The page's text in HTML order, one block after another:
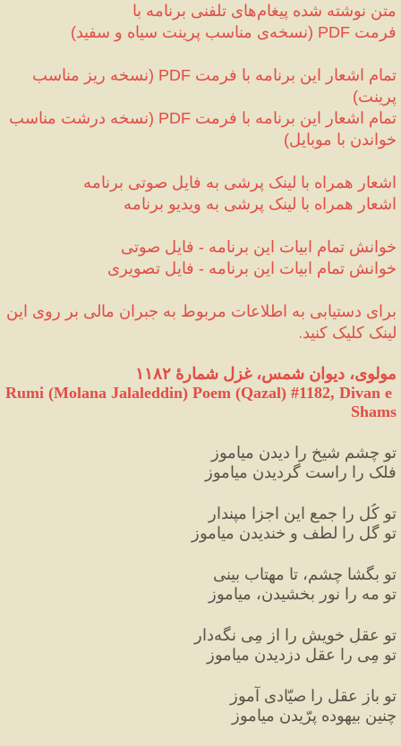
فرمت PDF
(نسخه‌ی مناسب پرینت سیاه و سفید )
تمام اشعار این برنامه با فرمت PDF
(
پرینت)
تمام اشعار این برنامه با فرمت PDF
(
خواندن با موبایل)
اشعار همراه با لینک پرشی به فایل صوتی برنامه
اشعار همراه با لینک پرشی به ویدیو برنامه
خوانش تمام ابیات این برنامه - فایل صوتی
خوانش تمام ابیات این برنامه - فایل تصویری
لینک کلیک کنید.
مولوی، دیوان شمس، غزل شمارهٔ ۱۱۸۲
Rumi (Molana Jalaleddin) Poem (Qazal) #1182, Divan e
Shams
تو چشمِ شیخ را دیدن میاموز
فلک را راست گردیدن میاموز
تو کُل را جمعِ این اجزا مپندار
تو گل را لطف و خندیدن میاموز
تو بگشا چشم، تا مهتاب بینی
تو مه را نور بخشیدن، میاموز
تو عقلِ خویش را از مِی نگه‌دار
تو مِی را عقل دزدیدن میاموز
تو بازِ عقل را صیّادی آموز
چنین بیهوده پرّیدن میاموز